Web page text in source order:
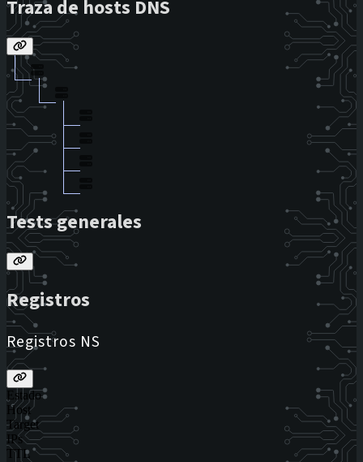
Traza de hosts DNS
Tests generales
Registros
Registros NS
Estado
Host
Target
IPs
TTL